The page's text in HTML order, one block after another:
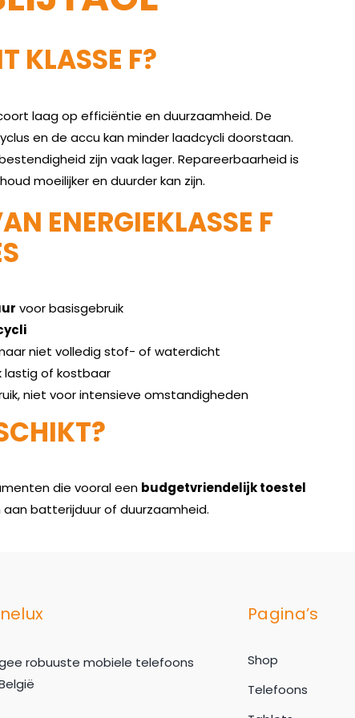
KLASSE F?
laag op efficiëntie en duurzaamheid. De
en de accu kan minder laadcycli doorstaan.
zijn vaak lager. Repareerbaarheid is
moeilijker en duurder kan zijn.
ENERGIEKLASSE F
voor basisgebruik
niet volledig stof- of waterdicht
lastig of kostbaar
niet voor intensieve omstandigheden
die vooral een budgetvriendelijk toestel
batterijduur of duurzaamheid.
robuuste mobiele telefoons
Pagina’s
Shop
Telefoons